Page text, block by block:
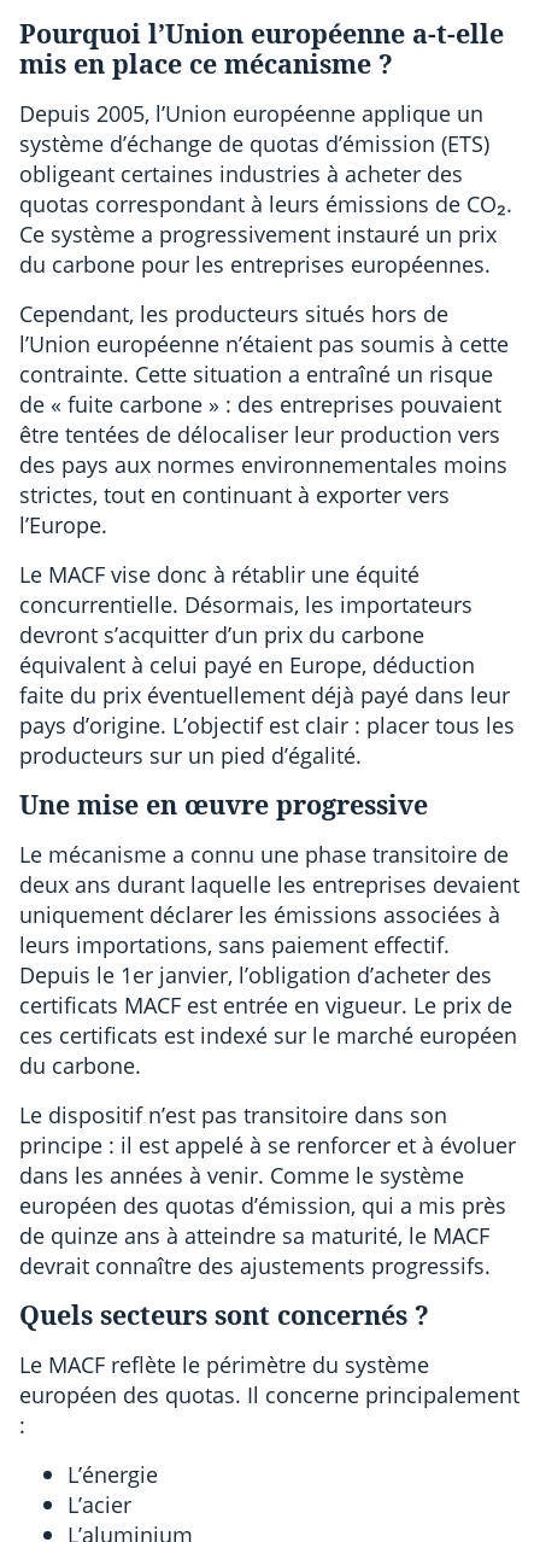
Pourquoi l’Union européenne a-t-elle
mis en place ce mécanisme ?
Depuis 2005, l’Union européenne applique un
système d’échange de quotas d’émission (ETS)
obligeant certaines industries à acheter des
quotas correspondant à leurs émissions de CO₂.
Ce système a progressivement instauré un prix
du carbone pour les entreprises européennes.
Cependant, les producteurs situés hors de
l’Union européenne n’étaient pas soumis à cette
contrainte. Cette situation a entraîné un risque
de « fuite carbone » : des entreprises pouvaient
être tentées de délocaliser leur production vers
des pays aux normes environnementales moins
strictes, tout en continuant à exporter vers
l’Europe.
Le MACF vise donc à rétablir une équité
concurrentielle. Désormais, les importateurs
devront s’acquitter d’un prix du carbone
équivalent à celui payé en Europe, déduction
faite du prix éventuellement déjà payé dans leur
pays d’origine. L’objectif est clair : placer tous les
producteurs sur un pied d’égalité.
Une mise en œuvre progressive
Le mécanisme a connu une phase transitoire de
deux ans durant laquelle les entreprises devaient
uniquement déclarer les émissions associées à
leurs importations, sans paiement effectif.
Depuis le 1er janvier, l’obligation d’acheter des
certificats MACF est entrée en vigueur. Le prix de
ces certificats est indexé sur le marché européen
du carbone.
Le dispositif n’est pas transitoire dans son
principe : il est appelé à se renforcer et à évoluer
dans les années à venir. Comme le système
européen des quotas d’émission, qui a mis près
de quinze ans à atteindre sa maturité, le MACF
devrait connaître des ajustements progressifs.
Quels secteurs sont concernés ?
Le MACF reflète le périmètre du système
européen des quotas. Il concerne principalement
:
L’énergie
L’acier
L’aluminium